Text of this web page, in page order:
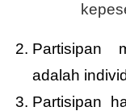
Partisipan
adalah
Partisipan